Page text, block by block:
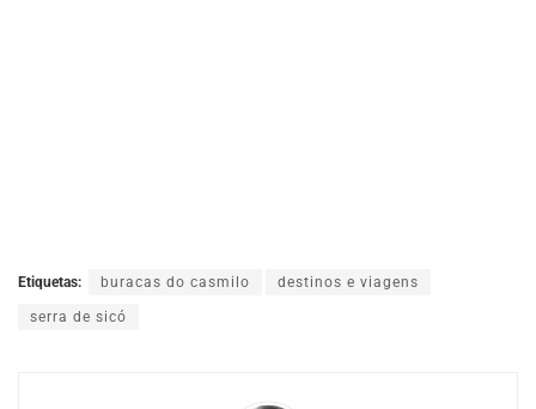
Etiquetas: buracas do casmilo destinos e viagens
serra de sicó